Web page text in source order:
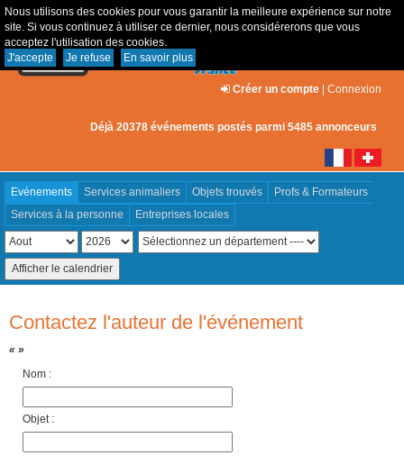
Nous utilisons des cookies pour vous garantir la meilleure expérience sur notre
site. Si vous continuez à utiliser ce dernier, nous considérerons que vous
acceptez l'utilisation des cookies.
J'accepte
Je refuse En savoir plus
Créer un compte | Connexion
Déjà 20378 événements postés parmi 5485 annonceurs
Evénements Services animaliers Objets trouvés
Profs & Formateurs
Services à la personne
Entreprises locales
Contactez l'auteur de l'événement
« »
Nom :
Objet :